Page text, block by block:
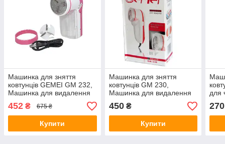
Машинка для зняття
ковтунців GEMEI GM 232,
Машинка для видалення
ковтунців, Прилад для
зняття ковтунців
452 ₴ 675 ₴
Купити
Машинка для зняття
ковтунців GM 230,
Машинка для видалення
ковтунців, Прилад для
зняття ковтунців з одягу та
меблів
450₴
Купити
для
для
270